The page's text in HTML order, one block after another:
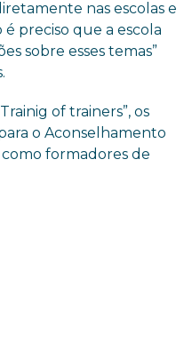
nas escolas e
é precisoque a escola
sobre esses temas”
of trainers”, os
o Aconselhamento
formadores de